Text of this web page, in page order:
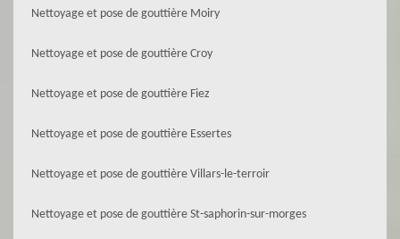
Nettoyage et pose de gouttière Moiry
Nettoyage et pose de gouttière Croy
Nettoyage et pose de gouttière Fiez
Nettoyage et pose de gouttière Essertes
Nettoyage et pose de gouttière Villars-le-terroir
Nettoyage et pose de gouttière St-saphorin-sur-morges